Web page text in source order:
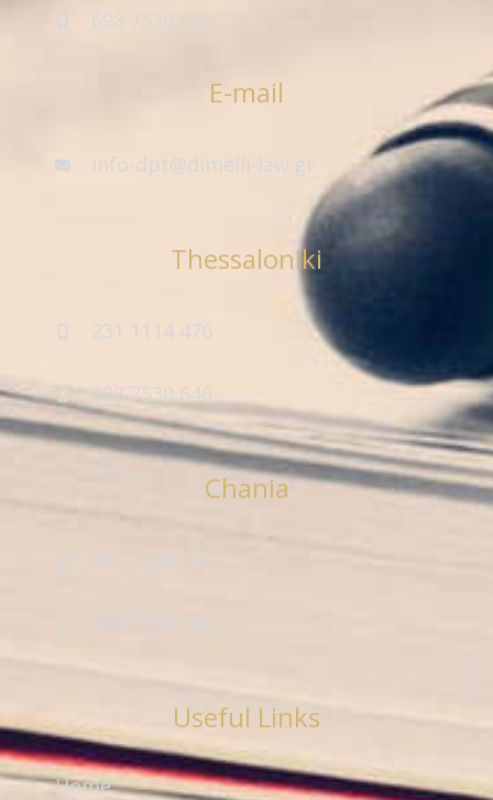
698 7530 646
E-mail
info-dpt@dimelli-law.gr
Thessaloniki
231 1114 476
698 7530 646
Chania
Useful Links
Home